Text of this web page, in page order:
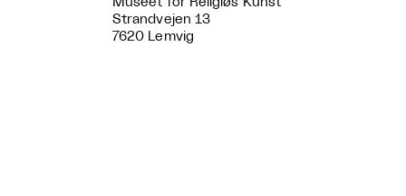
Strandvejen 13
7620 Lemvig